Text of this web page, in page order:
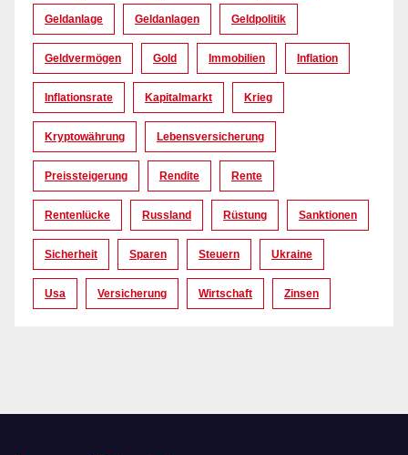
Geldanlage Geldanlagen Geldpolitik
Geldvermögen Gold Immobilien Inflation
Inflationsrate Kapitalmarkt Krieg
Kryptowährung Lebensversicherung
Preissteigerung Rendite Rente
Rentenlücke Russland Rüstung Sanktionen
Sicherheit Sparen Steuern Ukraine
Usa Versicherung Wirtschaft Zinsen